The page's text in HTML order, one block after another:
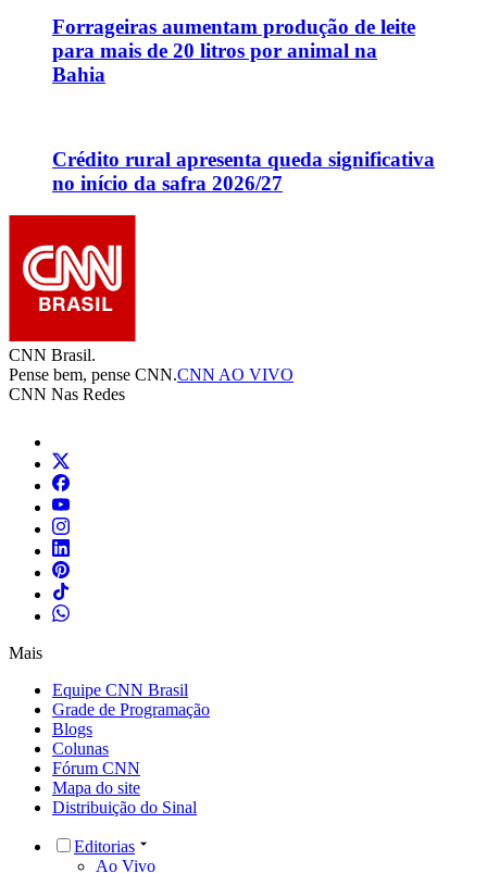
Forrageiras aumentam produção de leite
para mais de 20 litros por animal na
Bahia
Crédito rural apresenta queda significativa
no início da safra 2026/27
CNN Brasil.
Pense bem, pense CNN.CNN AO VIVO
CNN Nas Redes
Mais
Equipe CNN Brasil
Grade de Programação
Blogs
Colunas
Fórum CNN
Mapa do site
Distribuição do Sinal
Editorias
Ao Vivo